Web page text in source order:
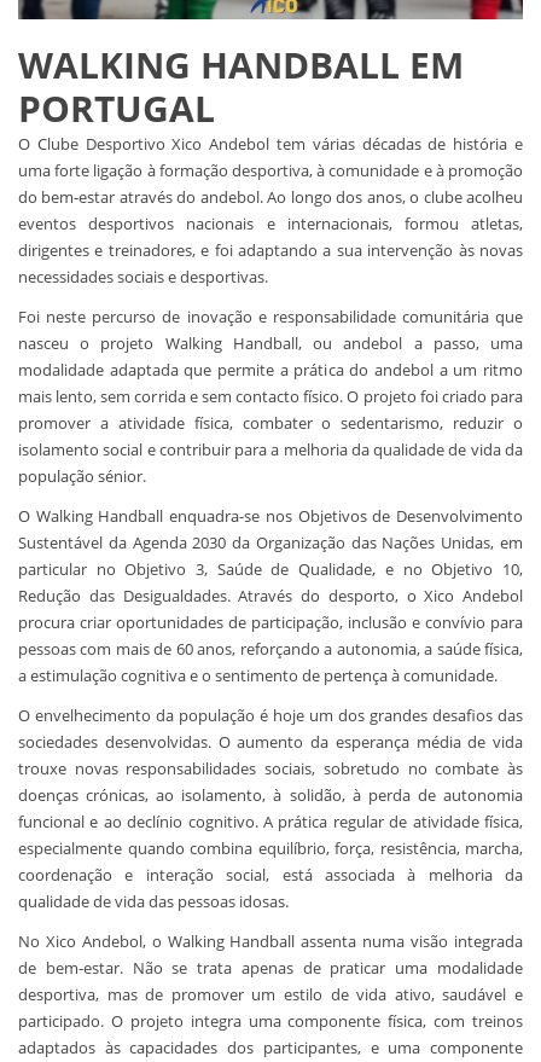
WALKING HANDBALL EM
PORTUGAL
O Clube Desportivo Xico Andebol tem várias décadas de história e
uma forte ligação à formação desportiva, à comunidade e à promoção
do bem-estar através do andebol. Ao longo dos anos, o clube acolheu
eventos desportivos nacionais e internacionais, formou atletas,
dirigentes e treinadores, e foi adaptando a sua intervenção às novas
necessidades sociais e desportivas.
Foi neste percurso de inovação e responsabilidade comunitária que
nasceu o projeto Walking Handball, ou andebol a passo, uma
modalidade adaptada que permite a prática do andebol a um ritmo
mais lento, sem corrida e sem contacto físico. O projeto foi criado para
promover a atividade física, combater o sedentarismo, reduzir o
isolamento social e contribuir para a melhoria da qualidade de vida da
população sénior.
O Walking Handball enquadra-se nos Objetivos de Desenvolvimento
Sustentável da Agenda 2030 da Organização das Nações Unidas, em
particular no Objetivo 3, Saúde de Qualidade, e no Objetivo 10,
Redução das Desigualdades. Através do desporto, o Xico Andebol
procura criar oportunidades de participação, inclusão e convívio para
pessoas com mais de 60 anos, reforçando a autonomia, a saúde física,
a estimulação cognitiva e o sentimento de pertença à comunidade.
O envelhecimento da população é hoje um dos grandes desafios das
sociedades desenvolvidas. O aumento da esperança média de vida
trouxe novas responsabilidades sociais, sobretudo no combate às
doenças crónicas, ao isolamento, à solidão, à perda de autonomia
funcional e ao declínio cognitivo. A prática regular de atividade física,
especialmente quando combina equilíbrio, força, resistência, marcha,
coordenação e interação social, está associada à melhoria da
qualidade de vida das pessoas idosas.
No Xico Andebol, o Walking Handball assenta numa visão integrada
de bem-estar. Não se trata apenas de praticar uma modalidade
desportiva, mas de promover um estilo de vida ativo, saudável e
participado. O projeto integra uma componente física, com treinos
adaptados às capacidades dos participantes, e uma componente